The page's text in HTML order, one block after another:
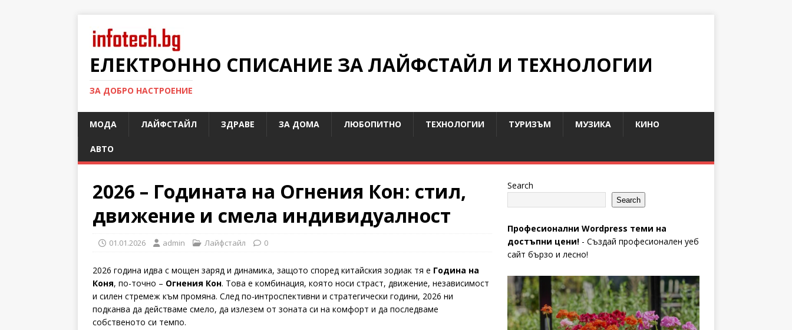
ЕЛЕКТРОННО СПИСАНИЕ ЗА ЛАЙФСТАЙЛ И ТЕХНОЛОГИИ
ЗА ДОБРО НАСТРОЕНИЕ
МОДА ЛАЙФСТАЙЛ ЗДРАВЕ ЗА ДОМА ЛЮБОПИТНО ТЕХНОЛОГИИ ТУРИЗЪМ МУЗИКА КИНО
АВТО
2026 – Годината на Огнения Кон: стил,
движение и смела индивидуалност
01.01.2026 admin Лайфстайл 0
2026 година идва с мощен заряд и динамика, защото според китайския зодиак тя е Година на
Коня, по-точно – Огнения Кон. Това е комбинация, която носи страст, движение, независимост
и силен стремеж към промяна. След по-интроспективни и стратегически години, 2026 ни
подканва да действаме смело, да излезем от зоната си на комфорт и да последваме
собственото си темпо.
Search
Search
Професионални Wordpress теми на
достъпни цени!- Създай професионален уеб
сайт бързо и лесно!